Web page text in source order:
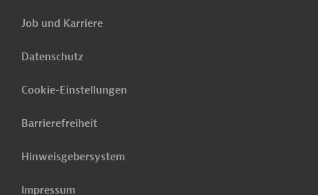
Job und Karriere
Datenschutz
Cookie-Einstellungen
Barrierefreiheit
Hinweisgebersystem
Impressum